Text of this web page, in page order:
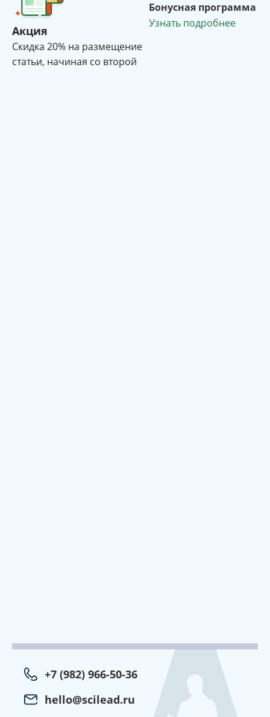
Акция
Cкидка 20% на размещение
статьи, начиная со второй
Бонусная программа
Узнать подробнее
+7 (982) 966-50-36
hello@scilead.ru